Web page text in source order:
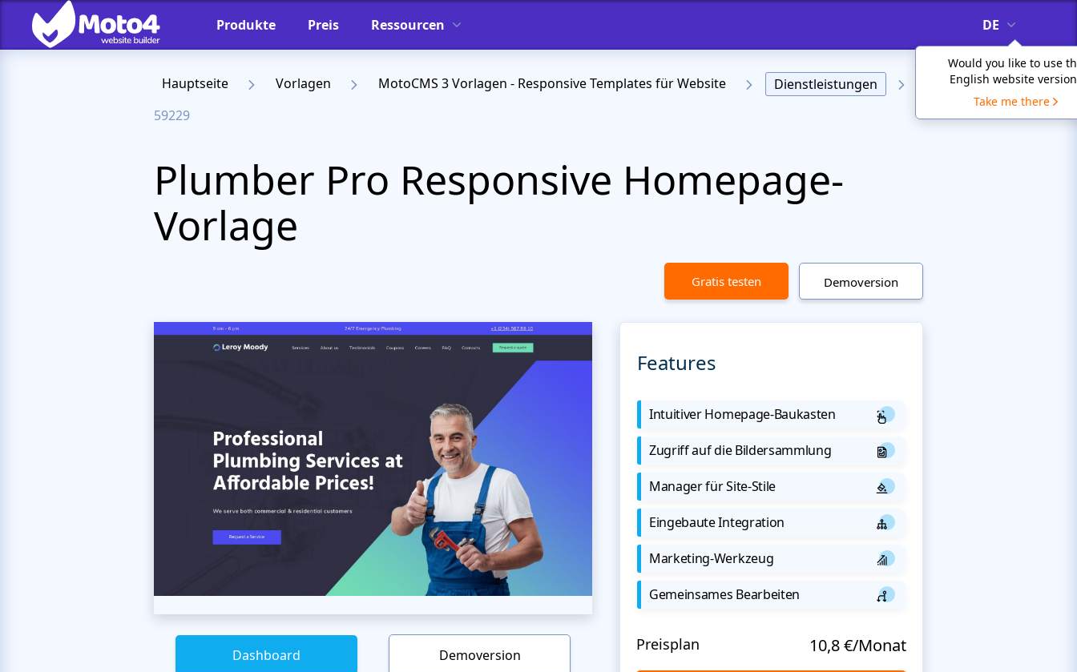
Produkte Preis Ressourcen DE
Would you like to use
English website
Take me there
Hauptseite Vorlagen MotoCMS 3 Vorlagen - Responsive Templates für Website
Dienstleistungen
59229
Plumber Pro Responsive Homepage-
Vorlage
Gratis testen Demoversion
Dashboard Demoversion
Features
Intuitiver Homepage-Baukasten
Zugriff auf die Bildersammlung
Manager für Site-Stile
Eingebaute Integration
Marketing-Werkzeug
Gemeinsames Bearbeiten
Preisplan 10,8 €/Monat